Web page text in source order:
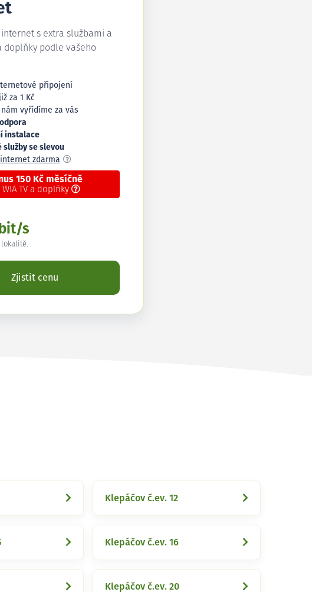
s extra službami a
doplňky podle vašeho
připojení
za 1 Kč
nám vyřídíme za vás
instalace
služby se slevou
zdarma
150 Kč měsíčně
WIA TV a doplňky
s
Zjistit cenu
Klepáčov č.ev. 12
Klepáčov č.ev. 16
Klepáčov č.ev. 20